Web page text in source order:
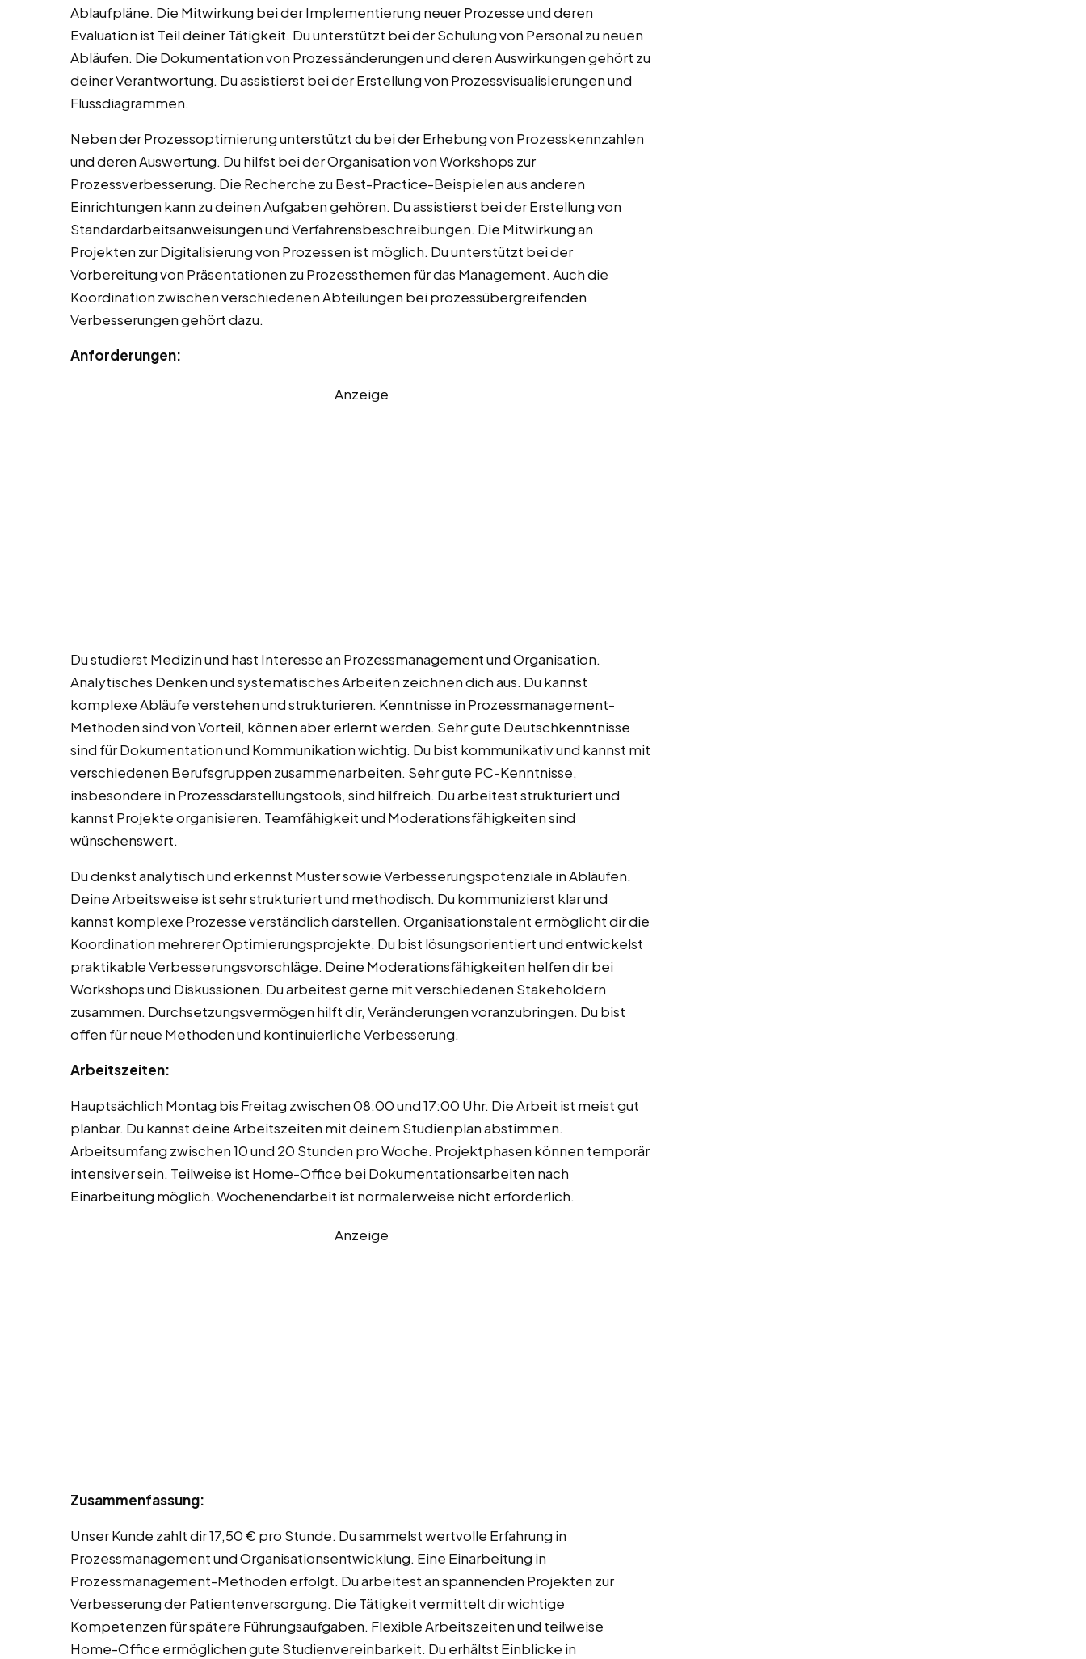
Ablaufpläne. Die Mitwirkung bei der Implementierung neuer Prozesse und deren
Evaluation ist Teil deiner Tätigkeit. Du unterstützt bei der Schulung von Personal zu neuen
Abläufen. Die Dokumentation von Prozessänderungen und deren Auswirkungen gehört zu
deiner Verantwortung. Du assistierst bei der Erstellung von Prozessvisualisierungen und
Flussdiagrammen.
Neben der Prozessoptimierung unterstützt du bei der Erhebung von Prozesskennzahlen
und deren Auswertung. Du hilfst bei der Organisation von Workshops zur
Prozessverbesserung. Die Recherche zu Best-Practice-Beispielen aus anderen
Einrichtungen kann zu deinen Aufgaben gehören. Du assistierst bei der Erstellung von
Standardarbeitsanweisungen und Verfahrensbeschreibungen. Die Mitwirkung an
Projekten zur Digitalisierung von Prozessen ist möglich. Du unterstützt bei der
Vorbereitung von Präsentationen zu Prozessthemen für das Management. Auch die
Koordination zwischen verschiedenen Abteilungen bei prozessübergreifenden
Verbesserungen gehört dazu.
Anforderungen:
Anzeige
Du studierst Medizin und hast Interesse an Prozessmanagement und Organisation.
Analytisches Denken und systematisches Arbeiten zeichnen dich aus. Du kannst
komplexe Abläufe verstehen und strukturieren. Kenntnisse in Prozessmanagement-
Methoden sind von Vorteil, können aber erlernt werden. Sehr gute Deutschkenntnisse
sind für Dokumentation und Kommunikation wichtig. Du bist kommunikativ und kannst mit
verschiedenen Berufsgruppen zusammenarbeiten. Sehr gute PC-Kenntnisse,
insbesondere in Prozessdarstellungstools, sind hilfreich. Du arbeitest strukturiert und
kannst Projekte organisieren. Teamfähigkeit und Moderationsfähigkeiten sind
wünschenswert.
Du denkst analytisch und erkennst Muster sowie Verbesserungspotenziale in Abläufen.
Deine Arbeitsweise ist sehr strukturiert und methodisch. Du kommunizierst klar und
kannst komplexe Prozesse verständlich darstellen. Organisationstalent ermöglicht dir die
Koordination mehrerer Optimierungsprojekte. Du bist lösungsorientiert und entwickelst
praktikable Verbesserungsvorschläge. Deine Moderationsfähigkeiten helfen dir bei
Workshops und Diskussionen. Du arbeitest gerne mit verschiedenen Stakeholdern
zusammen. Durchsetzungsvermögen hilft dir, Veränderungen voranzubringen. Du bist
offen für neue Methoden und kontinuierliche Verbesserung.
Arbeitszeiten:
Hauptsächlich Montag bis Freitag zwischen 08:00 und 17:00 Uhr. Die Arbeit ist meist gut
planbar. Du kannst deine Arbeitszeiten mit deinem Studienplan abstimmen.
Arbeitsumfang zwischen 10 und 20 Stunden pro Woche. Projektphasen können temporär
intensiver sein. Teilweise ist Home-Office bei Dokumentationsarbeiten nach
Einarbeitung möglich. Wochenendarbeit ist normalerweise nicht erforderlich.
Anzeige
Zusammenfassung:
Unser Kunde zahlt dir 17,50 € pro Stunde. Du sammelst wertvolle Erfahrung in
Prozessmanagement und Organisationsentwicklung. Eine Einarbeitung in
Prozessmanagement-Methoden erfolgt. Du arbeitest an spannenden Projekten zur
Verbesserung der Patientenversorgung. Die Tätigkeit vermittelt dir wichtige
Kompetenzen für spätere Führungsaufgaben. Flexible Arbeitszeiten und teilweise
Home-Office ermöglichen gute Studienvereinbarkeit. Du erhältst Einblicke in